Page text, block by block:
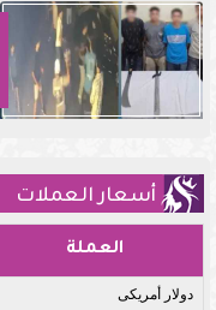
أسعار العملات
العملة
دولار أمريكى